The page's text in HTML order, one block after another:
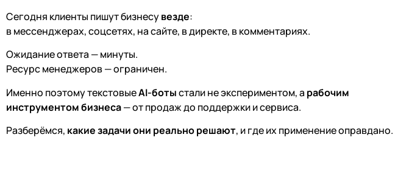
Сегодня клиенты пишут бизнесувезде:
в мессенджерах, соцсетях, на сайте, в директе, в комментариях.
Ожидание ответа — минуты.
Ресурс менеджеров — ограничен.
Именно поэтому текстовыеAI-ботыстали не экспериментом, а рабочим
инструментом бизнеса— от продаж до поддержки и сервиса.
Разберёмся, какие задачи они реально решают, и где их применение оправдано.